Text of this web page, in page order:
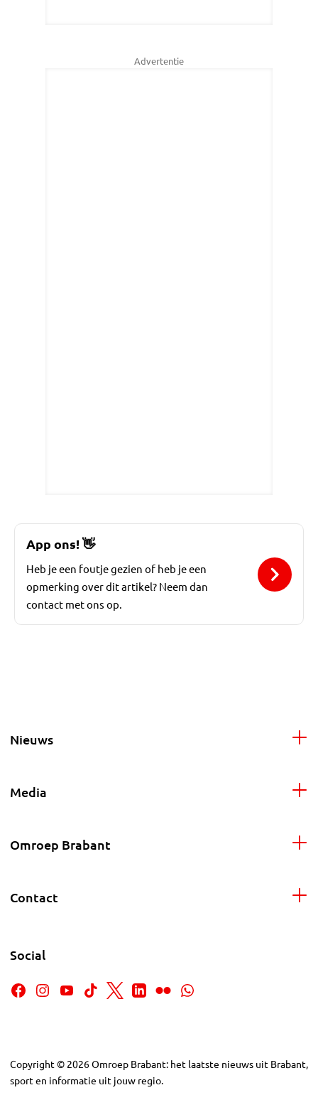
Advertentie
App ons!👋
Heb je een foutje gezien of heb je een
opmerking over dit artikel? Neem dan
contact met ons op.
Nieuws
Media
Omroep Brabant
Contact
Social
Copyright © 2026Omroep Brabant: het laatste nieuws uit Brabant,
sport en informatie uit jouw regio.